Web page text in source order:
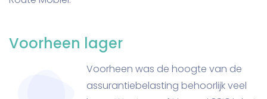
Voorheen lager
Voorheen was de hoogte van de
assurantiebelasting behoorlijk veel